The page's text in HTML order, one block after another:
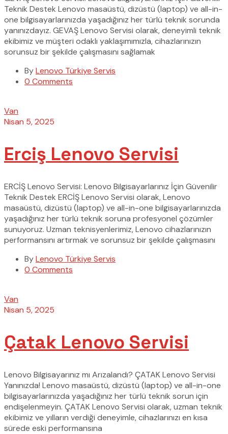
Teknik Destek Lenovo masaüstü, dizüstü (laptop) ve all-in-
one bilgisayarlarınızda yaşadığınız her türlü teknik sorunda
yanınızdayız. GEVAŞ Lenovo Servisi olarak, deneyimli teknik
ekibimiz ve müşteri odaklı yaklaşımımızla, cihazlarınızın
sorunsuz bir şekilde çalışmasını sağlamak
ByLenovo Türkiye Servis
0 Comments
Van
Nisan 5, 2025
Erciş Lenovo Servisi
ERCİŞ Lenovo Servisi: Lenovo Bilgisayarlarınız İçin Güvenilir
Teknik Destek ERCİŞ Lenovo Servisi olarak, Lenovo
masaüstü, dizüstü (laptop) ve all-in-one bilgisayarlarınızda
yaşadığınız her türlü teknik soruna profesyonel çözümler
sunuyoruz. Uzman teknisyenlerimiz, Lenovo cihazlarınızın
performansını artırmak ve sorunsuz bir şekilde çalışmasını
ByLenovo Türkiye Servis
0 Comments
Van
Nisan 5, 2025
Çatak Lenovo Servisi
Lenovo Bilgisayarınız mı Arızalandı? ÇATAK Lenovo Servisi
Yanınızda! Lenovo masaüstü, dizüstü (laptop) ve all-in-one
bilgisayarlarınızda yaşadığınız her türlü teknik sorun için
endişelenmeyin. ÇATAK Lenovo Servisi olarak, uzman teknik
ekibimiz ve yılların verdiği deneyimle, cihazlarınızı en kısa
sürede eski performansına